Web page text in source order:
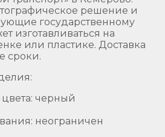
решение и
государственному
изготавливаться на
или пластике. Доставка
сроки.
черный
неограничен